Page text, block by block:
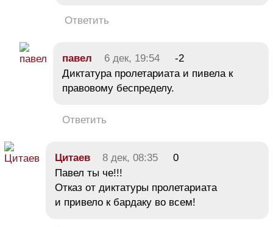
Ответить
павел 6 дек, 19:54
-2
Диктатура пролетариата и пивела к
правовому беспределу.
Ответить
Цитаев 8 дек, 08:35
0
Павел ты че!!!
Отказ от диктатуры пролетариата
и привело к бардаку во всем!